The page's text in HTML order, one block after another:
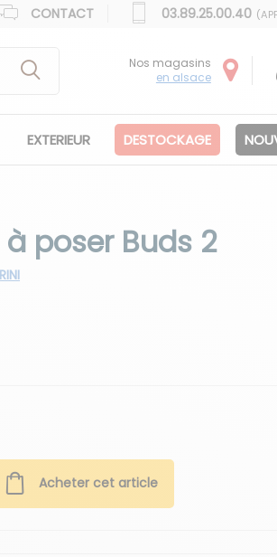
CONTACT 03.89.25.00.40
Nos magasins
en alsace
EXTERIEUR DESTOCKAGE
poser Buds 2
Acheter cet article